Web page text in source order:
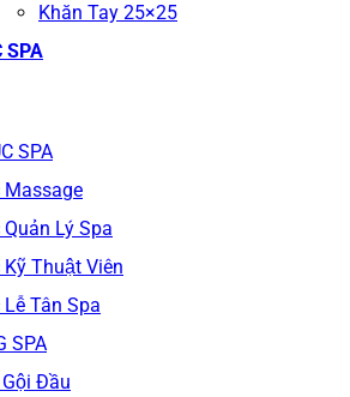
Khăn Tay 25×25
SPA
SPA
Lý Spa
Thuật Viên
Tân Spa
SPA
Đầu